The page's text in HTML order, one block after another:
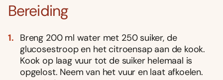
Bereiding
Breng 200 ml water met 250 suiker, de
glucosestroop en het citroensap aan de kook.
Kook op laag vuur tot de suiker helemaal is
opgelost. Neem van het vuur en laat afkoelen.